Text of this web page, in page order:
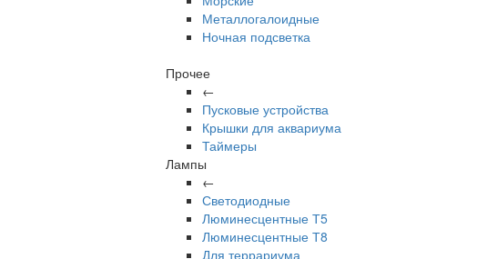
Металлогалоидные
Ночная подсветка
Прочее
←
Пусковые устройства
Крышки для аквариума
Таймеры
Лампы
←
Светодиодные
Люминесцентные Т5
Люминесцентные Т8
Для террариума